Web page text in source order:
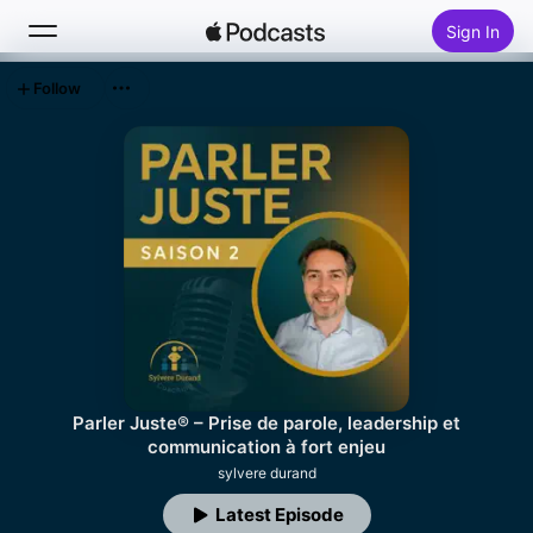
Sign In
Parler Juste® – Prise de parole, leadership et
communication à fort enjeu
sylvere durand
Latest Episode
Follow